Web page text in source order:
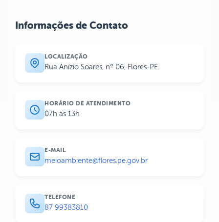
Informações de Contato
LOCALIZAÇÃO
Rua Anízio Soares, nº 06, Flores-PE.
HORÁRIO DE ATENDIMENTO
07h às 13h
E-MAIL
meioambiente@flores.pe.gov.br
TELEFONE
87 99383810